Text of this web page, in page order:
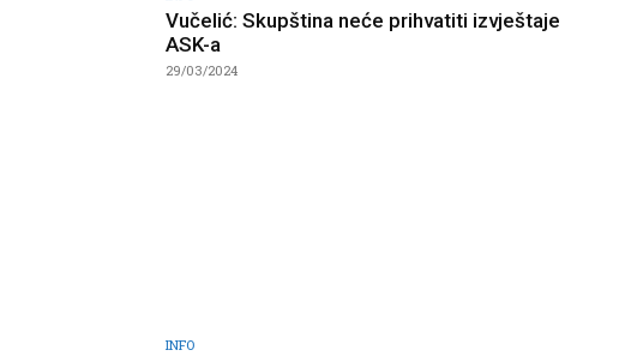
Vučelić: Skupština neće prihvatiti izvještaje
ASK-a
29/03/2024
INFO